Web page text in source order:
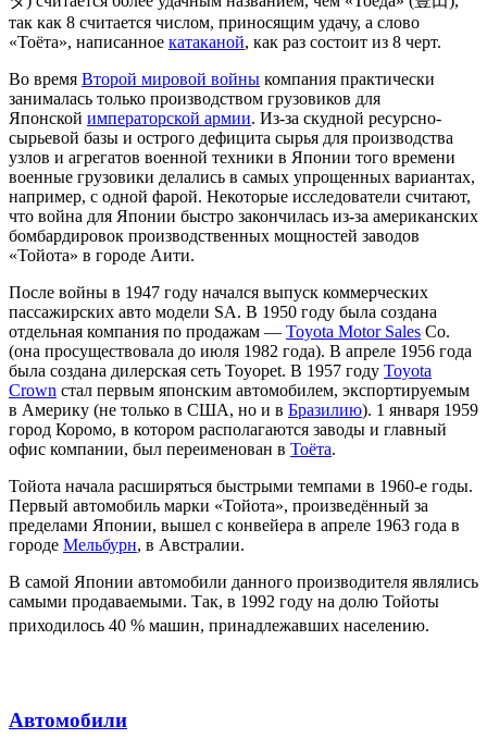
так как 8 считается числом, приносящим удачу, а слово
«Тоёта», написанное катаканой, как раз состоит из 8 черт.
Во время Второй мировой войны компания практически
занималась только производством грузовиков для
Японской императорской армии. Из-за скудной ресурсно-
сырьевой базы и острого дефицита сырья для производства
узлов и агрегатов военной техники в Японии того времени
военные грузовики делались в самых упрощенных вариантах,
например, с одной фарой. Некоторые исследователи считают,
что война для Японии быстро закончилась из-за американских
бомбардировок производственных мощностей заводов
«Тойота» в городе Аити.
После войны в 1947 году начался выпуск коммерческих
пассажирских авто модели SA. В 1950 году была создана
отдельная компания по продажам — Toyota Motor Sales Co.
(она просуществовала до июля 1982 года). В апреле 1956 года
была создана дилерская сеть Toyopet. В 1957 году Toyota
Crown стал первым японским автомобилем, экспортируемым
в Америку (не только в США, но и в Бразилию). 1 января 1959
город Коромо, в котором располагаются заводы и главный
офис компании, был переименован в Тоёта.
Тойота начала расширяться быстрыми темпами в 1960-е годы.
Первый автомобиль марки «Тойота», произведённый за
пределами Японии, вышел с конвейера в апреле 1963 года в
городе Мельбурн, в Австралии.
В самой Японии автомобили данного производителя являлись
самыми продаваемыми. Так, в 1992 году на долю Тойоты
приходилось 40 % машин, принадлежавших населению.
Автомобили